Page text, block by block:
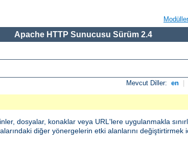
Modüller
Apache HTTP Sunucusu Sürüm 2.4
Mevcut Diller: en
dosyalar, konaklar veya URL'lere uygulanmakla
diğer yönergelerin etki alanlarını değiştirtirmek